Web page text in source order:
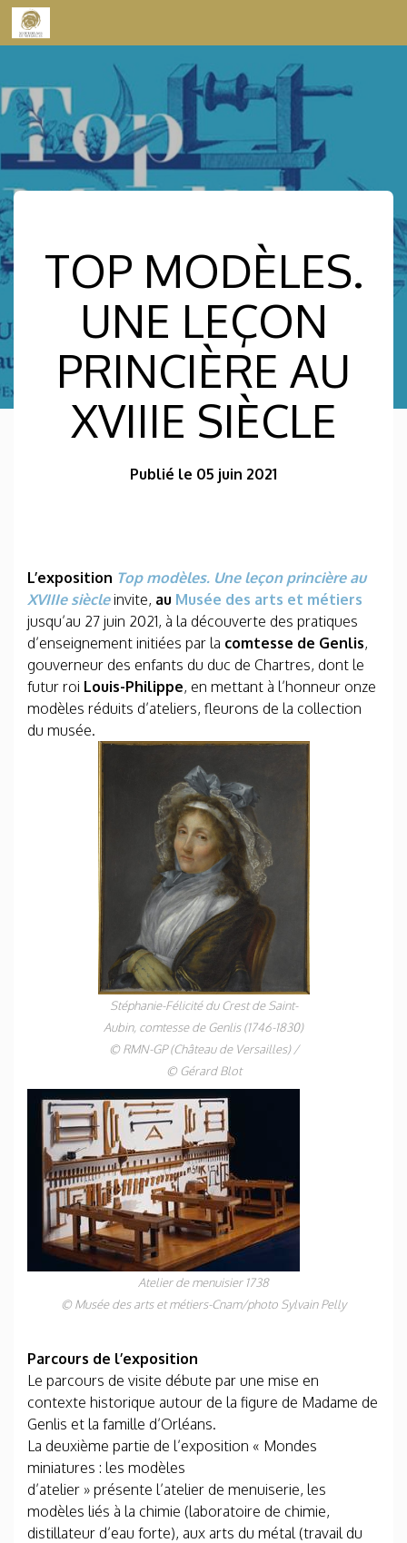
Skip to content
TOP MODÈLES.
UNE LEÇON
PRINCIÈRE AU
XVIIIE SIÈCLE
Publié le 05 juin 2021
L’exposition Top modèles. Une leçon princière au
XVIIIesiècle​ invite, au Musée des arts et métiers
jusqu’au 27 juin 2021, à la découverte des pratiques
d’enseignement initiées par la comtesse de Genlis,
gouverneur des enfants du duc de Chartres, dont le
futur roi Louis-Philippe, en mettant à l’honneur onze
modèles réduits d’ateliers, fleurons de la collection
du musée.
Stéphanie-Félicité du Crest de Saint-
Aubin, comtesse de Genlis (1746-1830)
© RMN-GP (Château de Versailles) /
© Gérard Blot
Atelier de menuisier 1738
© Musée des arts et métiers-Cnam/photo Sylvain Pelly
Parcours de l’exposition
Le parcours de visite débute par une mise en
contexte historique autour de la figure de Madame de
Genlis et la famille d’Orléans.
La deuxième partie de l’exposition « Mondes
miniatures : les modèles
d’atelier » présente l’atelier de menuiserie, les
modèles liés à la chimie (laboratoire de chimie,
distillateur d’eau forte), aux arts du métal (travail du